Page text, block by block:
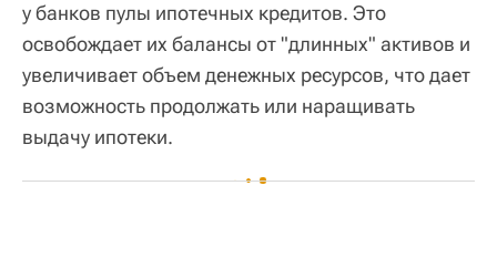
у банков пулы ипотечных кредитов. Это
освобождает их балансы от "длинных" активов и
увеличивает объем денежных ресурсов, что дает
возможность продолжать или наращивать
выдачу ипотеки.